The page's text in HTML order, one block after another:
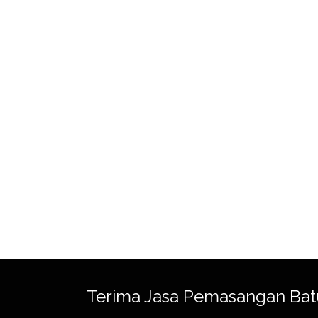
Terima Jasa Pemasangan